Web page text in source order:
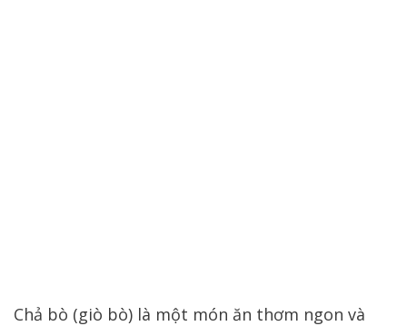
Chả bò (giò bò) là một món ăn thơm ngon và